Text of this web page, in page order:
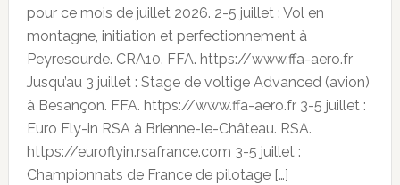
pour ce mois de juillet 2026. 2-5 juillet : Vol en
montagne, initiation et perfectionnement à
Peyresourde. CRA10. FFA. https://www.ffa-aero.fr
Jusqu’au 3 juillet : Stage de voltige Advanced (avion)
à Besançon. FFA. https://www.ffa-aero.fr 3-5 juillet :
Euro Fly-in RSA à Brienne-le-Château. RSA.
https://euroflyin.rsafrance.com 3-5 juillet :
Championnats de France de pilotage […]